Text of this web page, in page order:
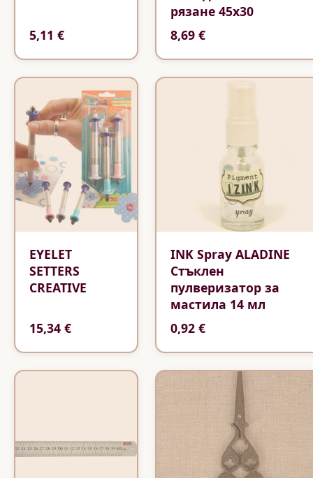
5,11 €
рязане 45х30
8,69 €
EYELET
SETTERS
CREATIVE
15,34 €
INK Spray ALADINE
Стъклен
пулверизатор за
мастила 14 мл
0,92 €